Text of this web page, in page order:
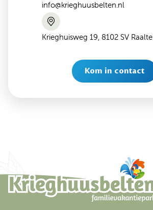
info@krieghuusbelten.nl
Krieghuisweg 19, 8102 SV Raalte
Kom in contact